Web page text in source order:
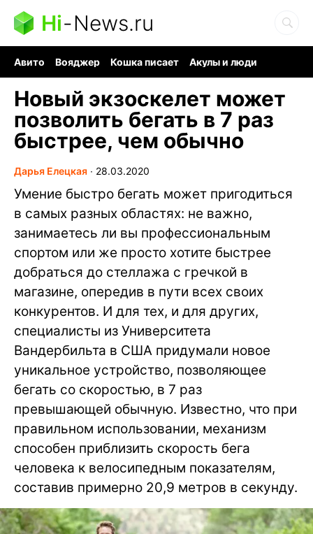
Hi-News.ru
Авито Вояджер Кошка писает
Акулы и люди
Новый экзоскелет может
позволить бегать в 7 раз
быстрее, чем обычно
Дарья Елецкая ∙ 28.03.2020
Умение быстро бегать может пригодиться
в самых разных областях: не важно,
занимаетесь ли вы профессиональным
спортом или же просто хотите быстрее
добраться до стеллажа с гречкой в
магазине, опередив в пути всех своих
конкурентов. И для тех, и для других,
специалисты из Университета
Вандербильта в США придумали новое
уникальное устройство, позволяющее
бегать со скоростью, в 7 раз
превышающей обычную. Известно, что при
правильном использовании, механизм
способен приблизить скорость бега
человека к велосипедным показателям,
составив примерно 20,9 метров в секунду.